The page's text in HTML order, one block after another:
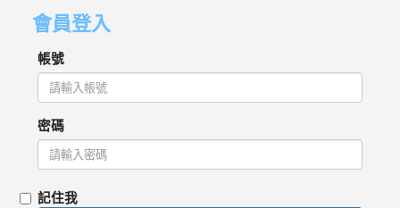
會員登入
帳號
密碼
記住我